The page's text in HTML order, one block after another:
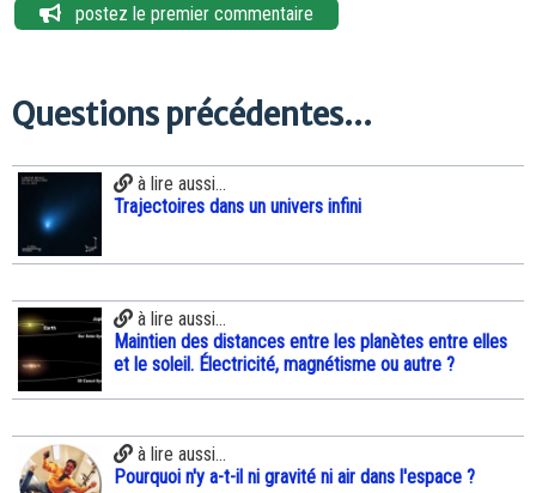
postez le premier commentaire
Questions précédentes...
à lire aussi...
Trajectoires dans un univers infini
à lire aussi...
Maintien des distances entre les planètes entre elles
et le soleil. Électricité, magnétisme ou autre ?
à lire aussi...
Pourquoi n'y a-t-il ni gravité ni air dans l'espace ?